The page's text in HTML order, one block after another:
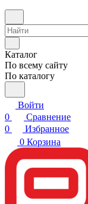
Каталог
По всему сайту
По каталогу
Войти
0
Сравнение
0
Избранное
0 Корзина